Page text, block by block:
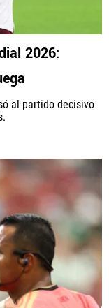
2026:
al partido decisivo